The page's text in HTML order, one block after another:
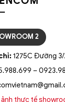
2
1275C Đường 3/
–
ảnh thực tế